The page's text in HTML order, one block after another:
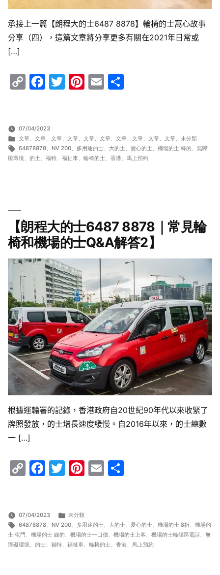
承接上一篇【朗程大的士6487 8878】輪椅的士窩心故事
分享（四），這篇文章將分享更多有關在2021年日常或
[…]
CopyFacebook
Twitter
Pinterest
Email
07/04/2023
分
類:
文章、 文章、 文章、 文章、 文章、 文章、 文章、 文章、 文章、 文章、 未分類
標
籤:
64878878、 NV 200、 多用途的士、 大的士、 愛心的士、 機場的士 綠的、 無障
礙環境、 的士、 福特、 福祉車、 輪椅的士、 香港、 馬上預約
【朗程大的士6487 8878｜常見輪
椅和機場的士Q&A解答2】
根據運輸署的記錄，香港政府自20世紀90年代以來收緊了
牌照發放，的士增長速度緩慢。自2016年以來，的士總數
一 […]
CopyFacebook
Twitter
Pinterest
Email
07/04/2023
分
類:
未分類
標
籤:
64878878、 NV 200、 多用途的士、 大的士、 愛心的士、 機場的士 8折、 機場的
士 屯門
機場的士 綠的 機場的士一口價 機場的士上客 機場的士輪候區電話
無
障礙環境
的士 福特 福祉車 輪椅的士 香港 馬上預約